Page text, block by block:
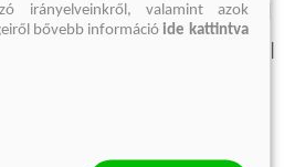
Elállási felmondási nyilatkozat
irányelveinkről, valamint azok
bővebb információide kattintva